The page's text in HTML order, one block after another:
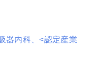
器内科 、<認定産業